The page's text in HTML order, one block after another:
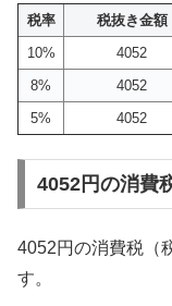
税率 税抜き金額
10%
4052
8%
4052
5%
4052
4052円の消費
4052円の消費税（
す。